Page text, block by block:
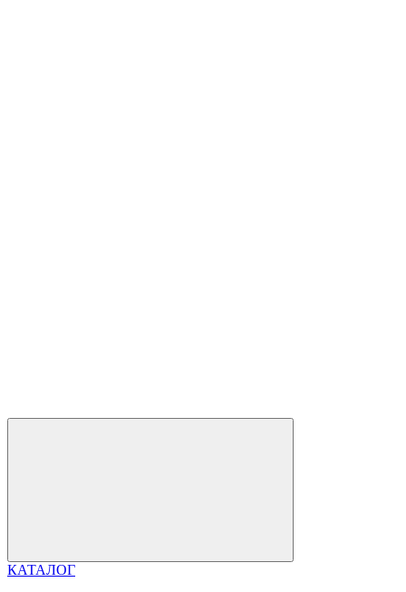
КАТАЛОГ